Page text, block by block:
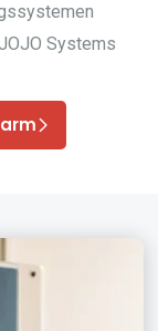
Systems